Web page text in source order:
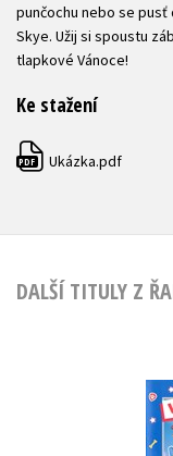
punčochu nebo se pusť
Skye. Užij si spoustu
tlapkové Vánoce!
Ke stažení
PDF Ukázka.pdf
DALŠÍ TITULY Z